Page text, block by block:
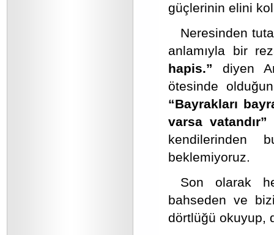
güçlerinin elini
Neresinden
anlamıyla bir
hapis.” diyen
ötesinde
“Bayrakları
varsa vatandır”
kendilerinden
beklemiyoruz.
Son olarak
bahseden ve
dörtlüğü okuyup,